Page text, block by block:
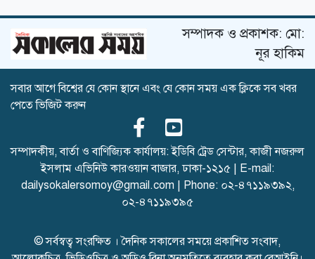
ব্যক্তিগত অভিমান নাকি জীবনের
উপলব্ধি
হাকিমি নয়, মরক্কোর গোলকিপারের
সঙ্গে প্রেম করছেন নোরা!
সম্পাদক ও প্রকাশক: মো:
নূর হাকিম
সবার আগে বিশ্বের যে কোন স্থানে এবং যে কোন সময় এক ক্লিকে সব খবর
পেতে ভিজিট করুন
সম্পাদকীয়, বার্তা ও বাণিজ্যিক কার্যালয়: ইডিবি ট্রেড সেন্টার, কাজী নজরুল
ইসলাম এভিনিউ কারওয়ান বাজার, ঢাকা-১২১৫ | E-mail:
dailysokalersomoy@gmail.com | Phone: ০২-৪৭১১৯৩৯২,
০২-৪৭১১৯৩৯৫
© সর্বস্বত্ব সংরক্ষিত । দৈনিক সকালের সময়ে প্রকাশিত সংবাদ,